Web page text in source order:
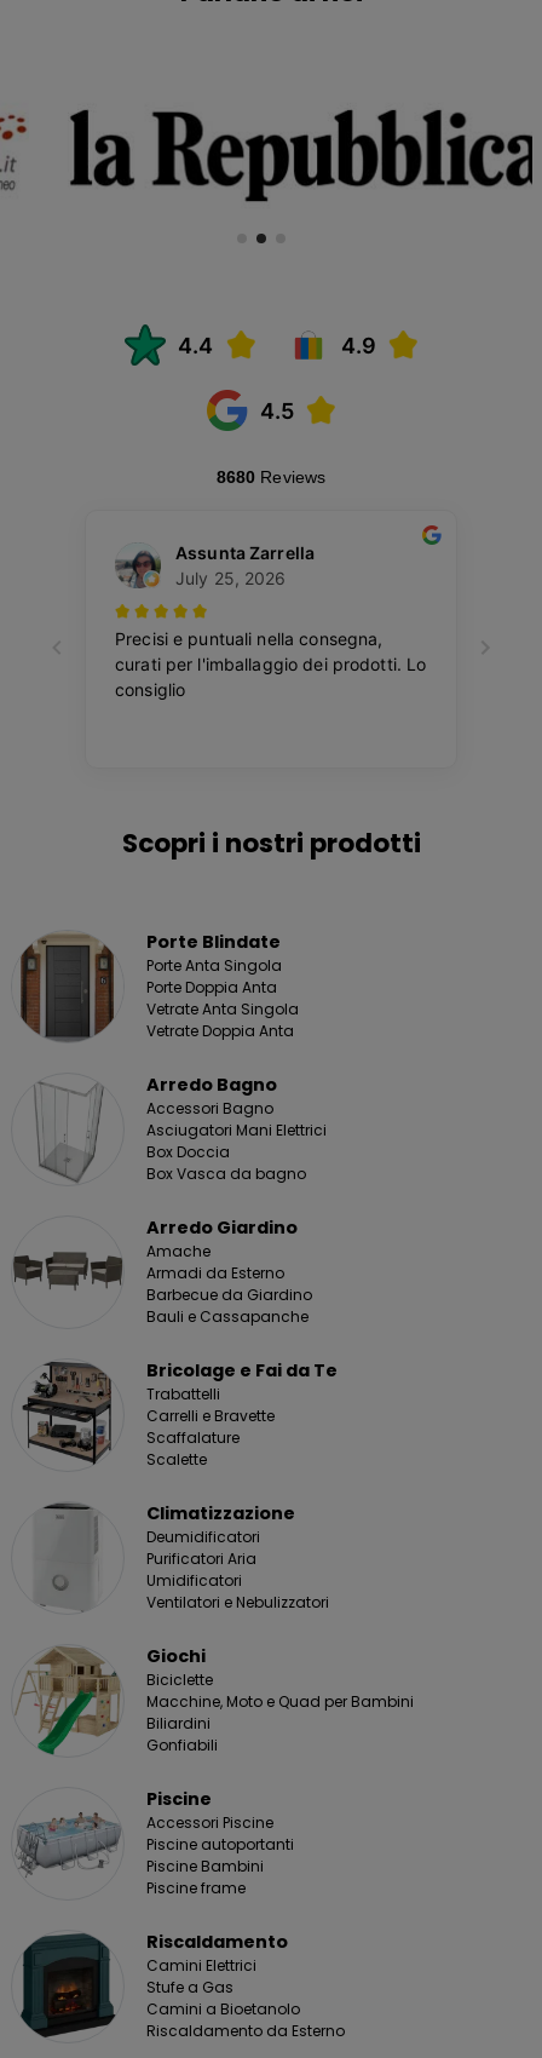
Scopri i nostri prodotti
Porte Blindate
Porte Anta Singola
Porte Doppia Anta
Vetrate Anta Singola
Vetrate Doppia Anta
Arredo Bagno
Accessori Bagno
Asciugatori Mani Elettrici
Box Doccia
Box Vasca da bagno
Arredo Giardino
Amache
Armadi da Esterno
Barbecue da Giardino
Bauli e Cassapanche
Bricolage e Fai da Te
Trabattelli
Carrelli e Bravette
Scaffalature
Scalette
Climatizzazione
Deumidificatori
Purificatori Aria
Umidificatori
Ventilatori e Nebulizzatori
Giochi
Biciclette
Macchine, Moto e Quad per Bambini
Biliardini
Gonfiabili
Piscine
Accessori Piscine
Piscine autoportanti
Piscine Bambini
Piscine frame
Riscaldamento
Camini Elettrici
Stufe a Gas
Camini a Bioetanolo
Riscaldamento da Esterno